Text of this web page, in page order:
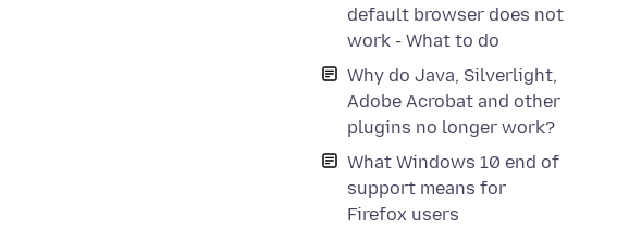
default browser does not
work - What to do
Why do Java, Silverlight,
Adobe Acrobat and other
plugins no longer work?
What Windows 10 end of
support means for
Firefox users